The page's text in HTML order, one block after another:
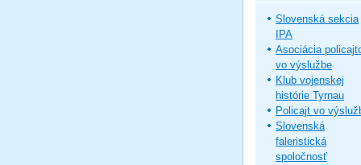
Slovenská sekcia
IPA
Asociácia
vo výslužbe
Klub vojenskej
histórie Tyrnau
Policajt vo
Slovenská
faleristická
spoločnosť